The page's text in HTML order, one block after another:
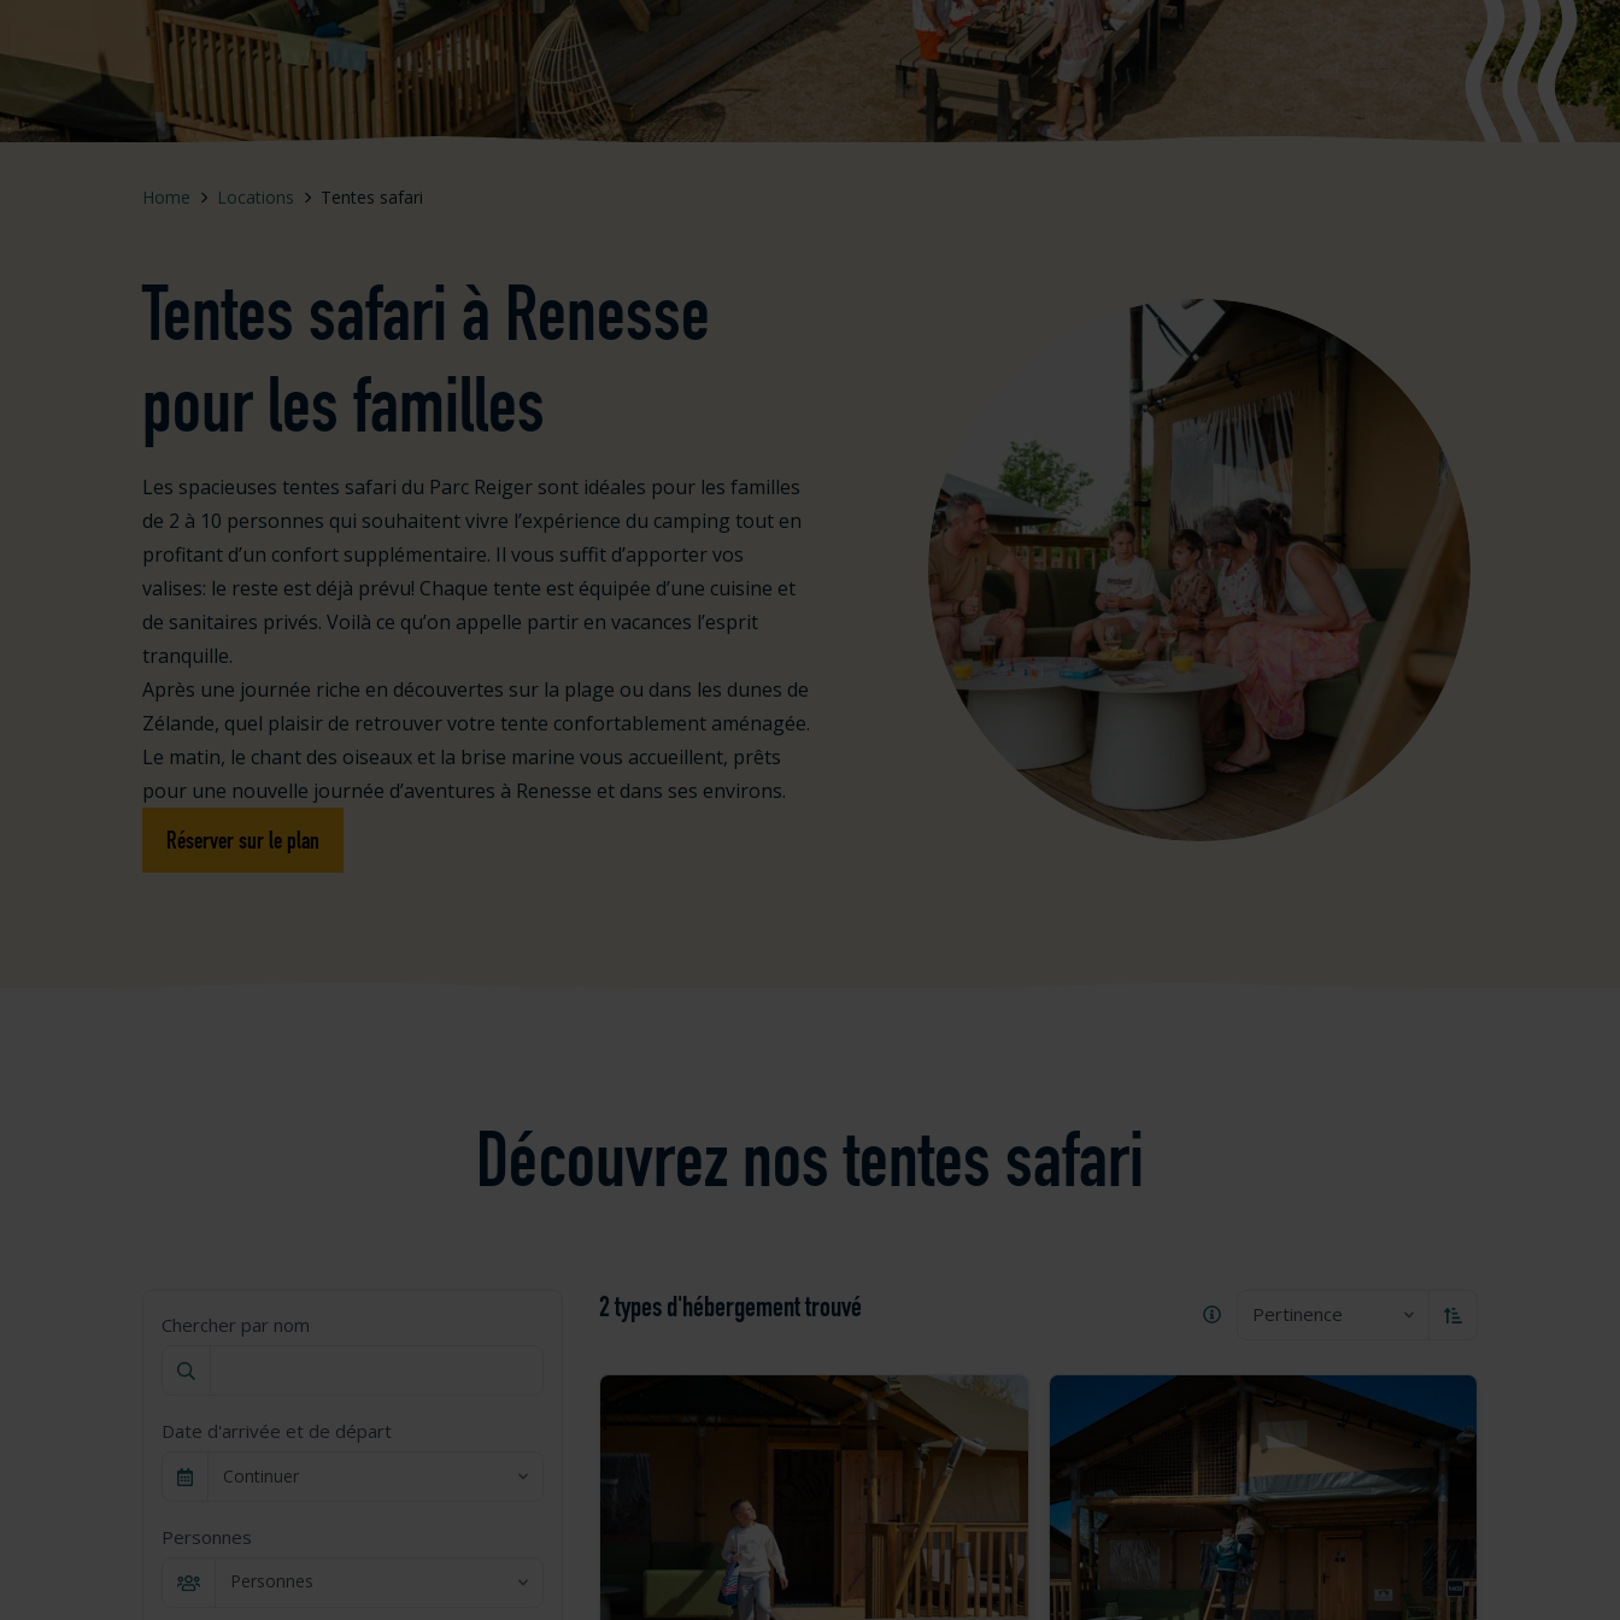
Home Locations Tentes safari
Tentes safari à Renesse
pour les familles
Les spacieuses tentes safari du Parc Reiger sont idéales pour les familles
de 2 à 10 personnes qui souhaitent vivre l’expérience du camping tout en
profitant d’un confort supplémentaire. Il vous suffit d’apporter vos
valises: le reste est déjà prévu! Chaque tente est équipée d’une cuisine et
de sanitaires privés. Voilà ce qu’on appelle partir en vacances l’esprit
tranquille.
Après une journée riche en découvertes sur la plage ou dans les dunes de
Zélande, quel plaisir de retrouver votre tente confortablement aménagée.
Le matin, le chant des oiseaux et la brise marine vous accueillent, prêts
pour une nouvelle journée d’aventures à Renesse et dans ses environs.
Réserver sur le plan
Découvrez nos tentes safari
Chercher par nom
Date d'arrivée et de départ
Continuer
Personnes
Personnes
2 types d'hébergementtrouvé Pertinence Trier par ordre